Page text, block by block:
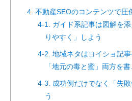
4. 不動産SEOのコンテンツで圧
4-1. ガイド系記事は図解を
りやすく」しよう
4-2. 地域ネタはヨイショ記事
「地元の毒と蜜」両方を書
4-3. 成功例だけでなく「失
う